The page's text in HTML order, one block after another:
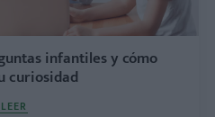
infantiles y cómo
curiosidad
LEER